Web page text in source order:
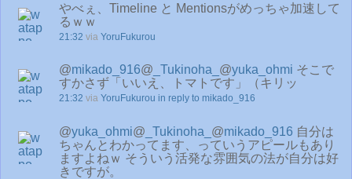
やべぇ、Timeline と Mentionsがめっちゃ加速して
るｗｗ
21:32 via YoruFukurou
@mikado_916@ _Tukinoha_ @yuka_ohmi そこで
すかさず「いいえ、トマトです」（キリッ
21:32 via YoruFukurou in reply to mikado_916
@yuka_ohmi@ _Tukinoha_ @mikado_916 自分は
ちゃんとわかってます、っていうアピールもあり
ますよねｗ そういう活発な雰囲気の法が自分は好
きですが。